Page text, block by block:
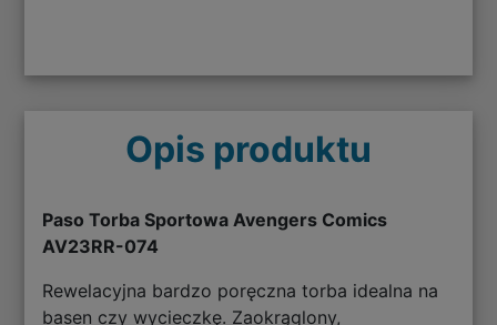
Opis produktu
Paso Torba Sportowa Avengers Comics
AV23RR-074
Rewelacyjna bardzo poręczna torba idealna na
basen czy wycieczkę. Zaokrąglony,